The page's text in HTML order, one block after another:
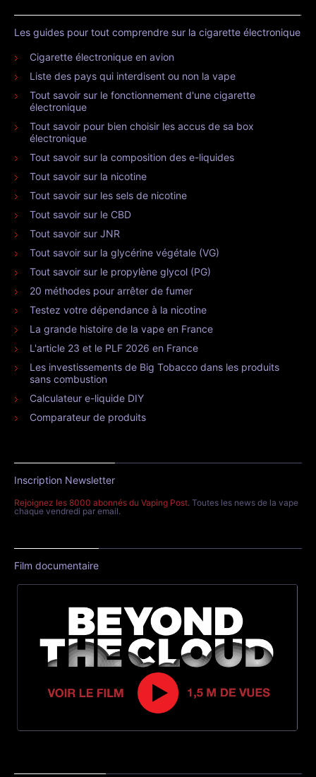
Les guides pour tout comprendre sur la cigarette électronique
Cigarette électronique en avion
Liste des pays qui interdisent ou non la vape
Tout savoir sur le fonctionnement d'une cigarette
électronique
Tout savoir pour bien choisir les accus de sa box
électronique
Tout savoir sur la composition des e-liquides
Tout savoir sur la nicotine
Tout savoir sur les sels de nicotine
Tout savoir sur le CBD
Tout savoir sur JNR
Tout savoir sur la glycérine végétale (VG)
Tout savoir sur le propylène glycol (PG)
20 méthodes pour arrêter de fumer
Testez votre dépendance à la nicotine
La grande histoire de la vape en France
L'article 23 et le PLF 2026 en France
Les investissements de Big Tobacco dans les produits
sans combustion
Calculateur e-liquide DIY
Comparateur de produits
Inscription Newsletter
Rejoignez les 8000 abonnés du Vaping Post. Toutes les news de la vape
chaque vendredi par email.
Film documentaire